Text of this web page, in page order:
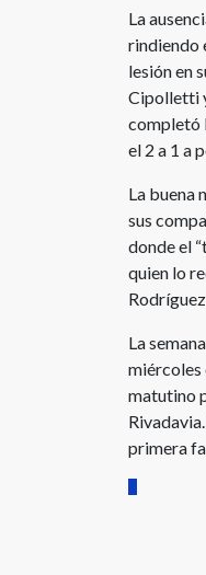
La
rindiendo
lesión en
Cipolletti
completó
el 2 a 1 a
La buena
sus
donde el
quien lo
La
miércoles
matutino
primera